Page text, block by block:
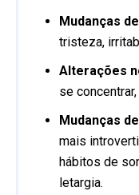
Mudanças
tristeza,
Alterações
se
Mudanças
mais
hábitos de
letargia.